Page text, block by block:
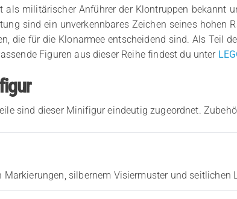
als militärischer Anführer der Klontruppen bekannt
sind ein unverkennbares Zeichen seines
die für die Klonarmee entscheidend sind. Als Teil
Figuren aus dieser Reihe findest du unter
sind dieser Minifigur eindeutig zugeordnet.
Markierungen, silbernem Visiermuster und seitlichen